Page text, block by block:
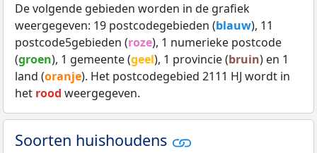
De volgende gebieden worden in de grafiek
weergegeven: 19 postcodegebieden (blauw), 11
postcode5gebieden (roze), 1 numerieke postcode
(groen), 1 gemeente (geel), 1 provincie (bruin) en 1
land (oranje). Het postcodegebied 2111 HJ wordt in
het rood weergegeven.
Soorten huishoudens